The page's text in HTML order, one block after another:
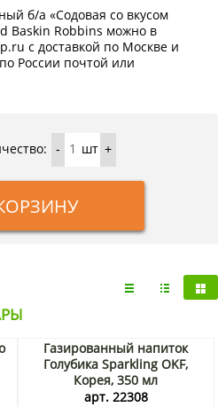
б/а «Содовая со вкусом
Baskin Robbins можно в
с доставкой по Москве и
России почтой или
- шт +
Газированный напиток
Голубика Sparkling OKF,
Корея, 350 мл
арт. 22308